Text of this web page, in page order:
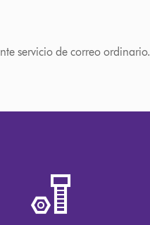
servicio de correo ordinario.